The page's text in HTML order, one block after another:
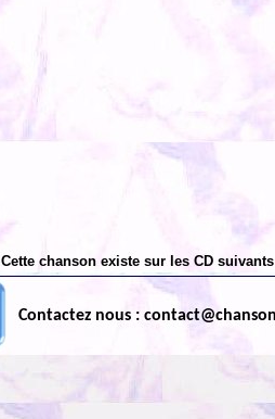
Cette chanson existe sur les CD
Contactez nous :